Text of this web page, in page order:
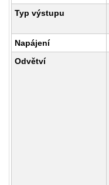
Typ výstupu
Napájení
Odvětví